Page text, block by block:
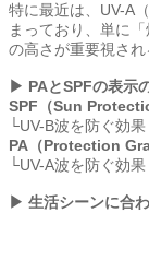
特に最近は、UV-A
まっており、単に
の高さが重要視され
▶ PAとSPFの表示
SPF（Sun
└UV-B波を防ぐ効果
PA（Protection
└UV-A波を防ぐ効果
▶ 生活シーンに合